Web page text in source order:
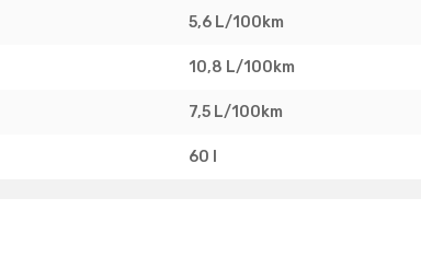
5,6 L/100km
10,8 L/100km
7,5 L/100km
60 l